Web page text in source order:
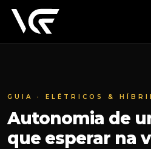
GUIA · ELÉTRICOS &
Autonomia de
que esperar na